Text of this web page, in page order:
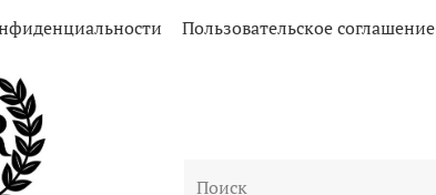
Пользовательское соглашение